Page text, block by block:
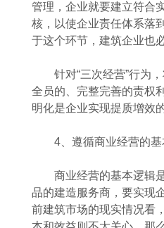
管理，企业就要建立符合
核，以使企业责任体系落
于这个环节，建筑企业也
针对“三次经营”行为，
全员的、完整完善的责权
明化是企业实现提质增效
4、遵循商业经营的基本
商业经营的基本逻辑是
品的建造服务商，要实现
前建筑市场的现实情况看